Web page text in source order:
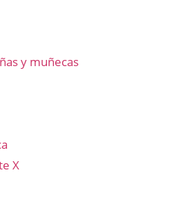
y muñecas
X